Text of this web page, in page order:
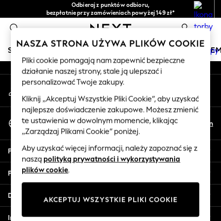
Odbieraj z punktów odbioru,
bezpłatnie przy zamówieniach powyżej 149 zł*
Łatwe zwroty*
0
SKLEP WAKACYJNY
HOLIDAY SHOP
Women's Holiday Shop
All Swimwear
All Beachwear
Bags & Accessories
Beach Dresses & Kaftans
Dresses
Flip Flops
Sliders
Jumpsuits & Playsuits
Sandals
Shorts
An error occurred on client
Nasze media społecznościowe
Moje konto
Zaloguj się na swoje konto
Wybierz Język
Polski
En
Pomoc
Prywatność i zasady prawne
Działy
Inne usługi
NASZA STRONA UŻYWA PLIKÓW COOKIE
Pliki cookie pomagają nam zapewnić bezpieczne
działanie naszej strony, stale ją ulepszać i
personalizować Twoje zakupy.
Kliknij „Akceptuj Wszystkie Pliki Cookie”, aby uzyskać
najlepsze doświadczenie zakupowe. Możesz zmienić
te ustawienia w dowolnym momencie, klikając
„Zarządzaj Plikami Cookie” poniżej.
Aby uzyskać więcej informacji, należy zapoznać się z
naszą polityką prywatności i wykorzystywania
plików cookie.
AKCEPTUJ WSZYSTKIE PLIKI COOKIE